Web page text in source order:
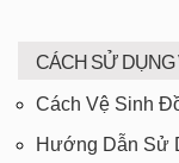
CÁCH SỬ DỤNG
Cách Vệ Sinh
Hướng Dẫn Sử